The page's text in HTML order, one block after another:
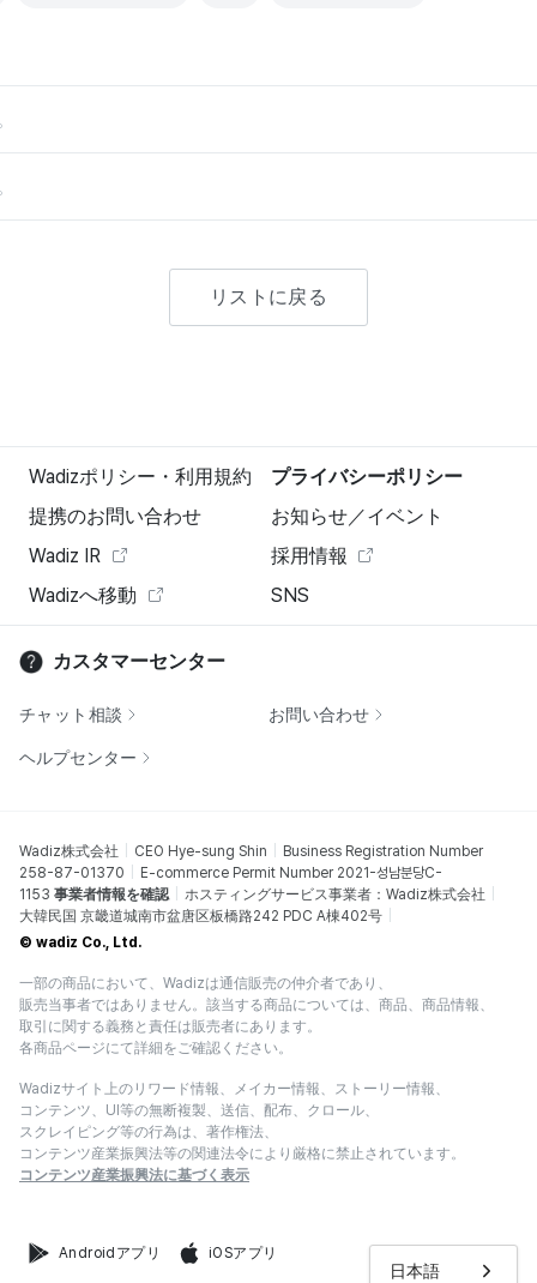
日本語
リストに戻る
Wadizポリシー・利用規約
プライバシーポリシー
提携のお問い合わせ
お知らせ／イベント
Wadiz IR
採用情報
Wadizへ移動
SNS
カスタマーセンター
チャット相談 お問い合わせ
ヘルプセンター
Wadiz株式会社 CEO Hye-sung Shin
Business Registration Number
258-87-01370
E-commerce Permit Number 2021-성남분당C-
1153 事業者情報を確認
ホスティングサービス事業者：Wadiz株式会社
大韓民国 京畿道城南市盆唐区板橋路242 PDC A棟402号
© wadiz Co., Ltd.
一部の商品において、Wadizは通信販売の仲介者であり、
販売当事者ではありません。該当する商品については、商品、商品情報、
取引に関する義務と責任は販売者にあります。
各商品ページにて詳細をご確認ください。
Wadizサイト上のリワード情報、メイカー情報、ストーリー情報、
コンテンツ、UI等の無断複製、送信、配布、クロール、
スクレイピング等の行為は、著作権法、
コンテンツ産業振興法等の関連法令により厳格に禁止されています。
コンテンツ産業振興法に基づく表示
Androidアプリ iOSアプリ